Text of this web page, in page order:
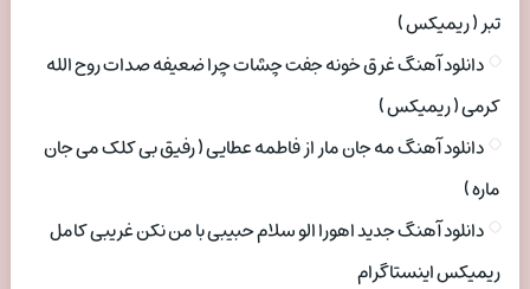
تبر ( ریمیکس )
دانلود آهنگ غرق خونه جفت چشات چرا ضعیفه صدات روح الله
کرمی ( ریمیکس )
دانلود آهنگ مه جان مار از فاطمه عطایی ( رفیق بی کلک می جان
ماره )
دانلود آهنگ جدید اهورا الو سلام حبیبی با من نکن غریبی کامل
ریمیکس اینستاگرام